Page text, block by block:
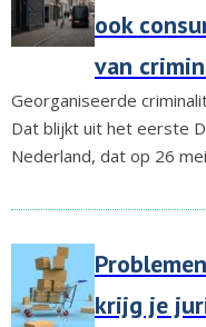
ook
van
Georganiseerde
Dat blijkt uit het eerste
Nederland, dat op 26
krijg je